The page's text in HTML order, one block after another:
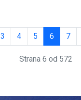
3 4 5 6 7
Strana 6 od 572